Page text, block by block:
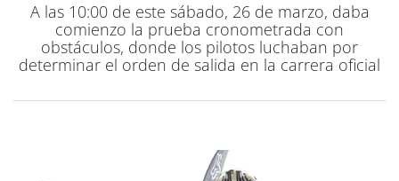
A las 10:00 de este sábado, 26 de marzo, daba
comienzo la prueba cronometrada con
obstáculos, donde los pilotos luchaban por
determinar el orden de salida en la carrera oficial